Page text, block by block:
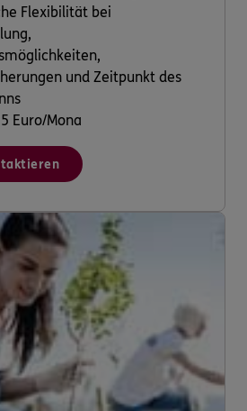
Flexibilität bei
und Zeitpunkt des
Euro/Mona